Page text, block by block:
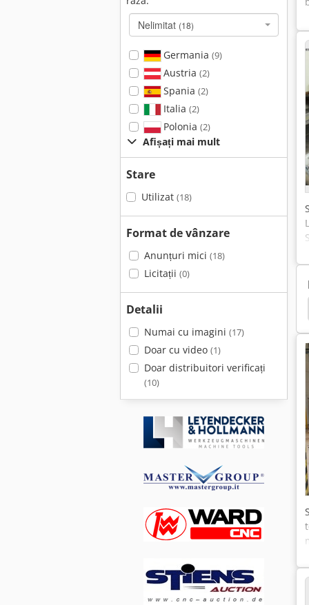
Nelimitat (18)
Germania (9)
Austria (2)
Spania (2)
Italia (2)
Polonia (2)
Afișați mai mult
Stare
Utilizat (18)
Format de vânzare
Anunțuri mici (18)
Licitații (0)
Detalii
Numai cu imagini (17)
Doar cu video (1)
Doar distribuitori verificați
(10)